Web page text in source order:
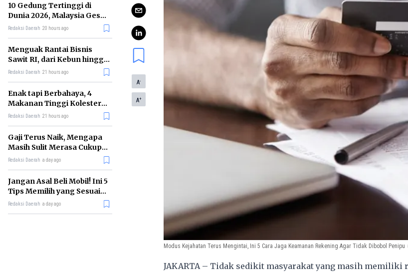
10 Gedung Tertinggi di
Dunia 2026, Malaysia Geser
China ke Posisi Kedua
Redaksi Daerah 20 hours ago
Menguak Rantai Bisnis
Sawit RI, dari Kebun hingga
Jadi Minyak Goreng
Redaksi Daerah 21 hours ago
Enak tapi Berbahaya, 4
Makanan Tinggi Kolesterol
Ini Sebaiknya Dibatasi
Redaksi Daerah 21 hours ago
Gaji Terus Naik, Mengapa
Masih Sulit Merasa Cukup?
Ini Penjelasannya
Redaksi Daerah a day ago
Jangan Asal Beli Mobil! Ini 5
Tips Memilih yang Sesuai
Kebutuhan
Redaksi Daerah a day ago
A-
A+
Modus Kejahatan Terus Mengintai, Ini 5 Cara Jaga Keamanan Rekening Agar Tidak Dibobol Penipu
JAKARTA – Tidak sedikit masyarakat yang masih memiliki